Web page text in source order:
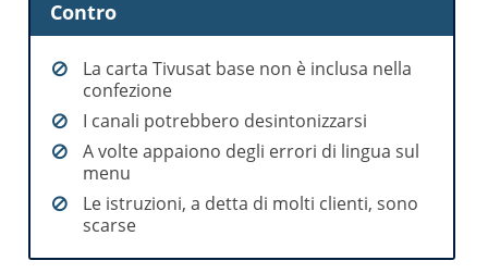
Contro
La carta Tivusat base non è inclusa nella
confezione
I canali potrebbero desintonizzarsi
A volte appaiono degli errori di lingua sul
menu
Le istruzioni, a detta di molti clienti, sono
scarse